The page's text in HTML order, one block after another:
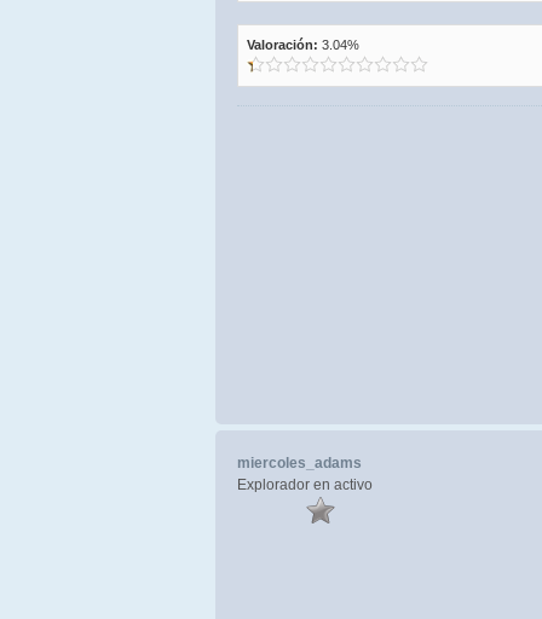
Valoración: 3.04%
miercoles_adams
Explorador en activo